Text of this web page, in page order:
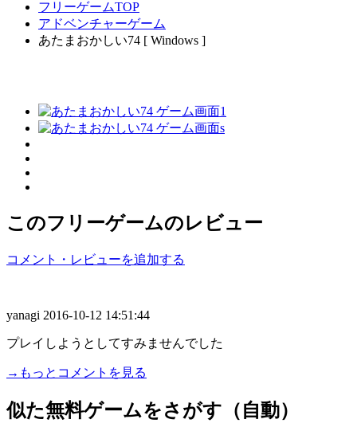
フリーゲームTOP
アドベンチャーゲーム
あたまおかしい74 [ Windows ]
このフリーゲームのレビュー
コメント・レビューを追加する
yanagi 2016-10-12 14:51:44
プレイしようとしてすみませんでした
→もっとコメントを見る
似た無料ゲームをさがす（自動）